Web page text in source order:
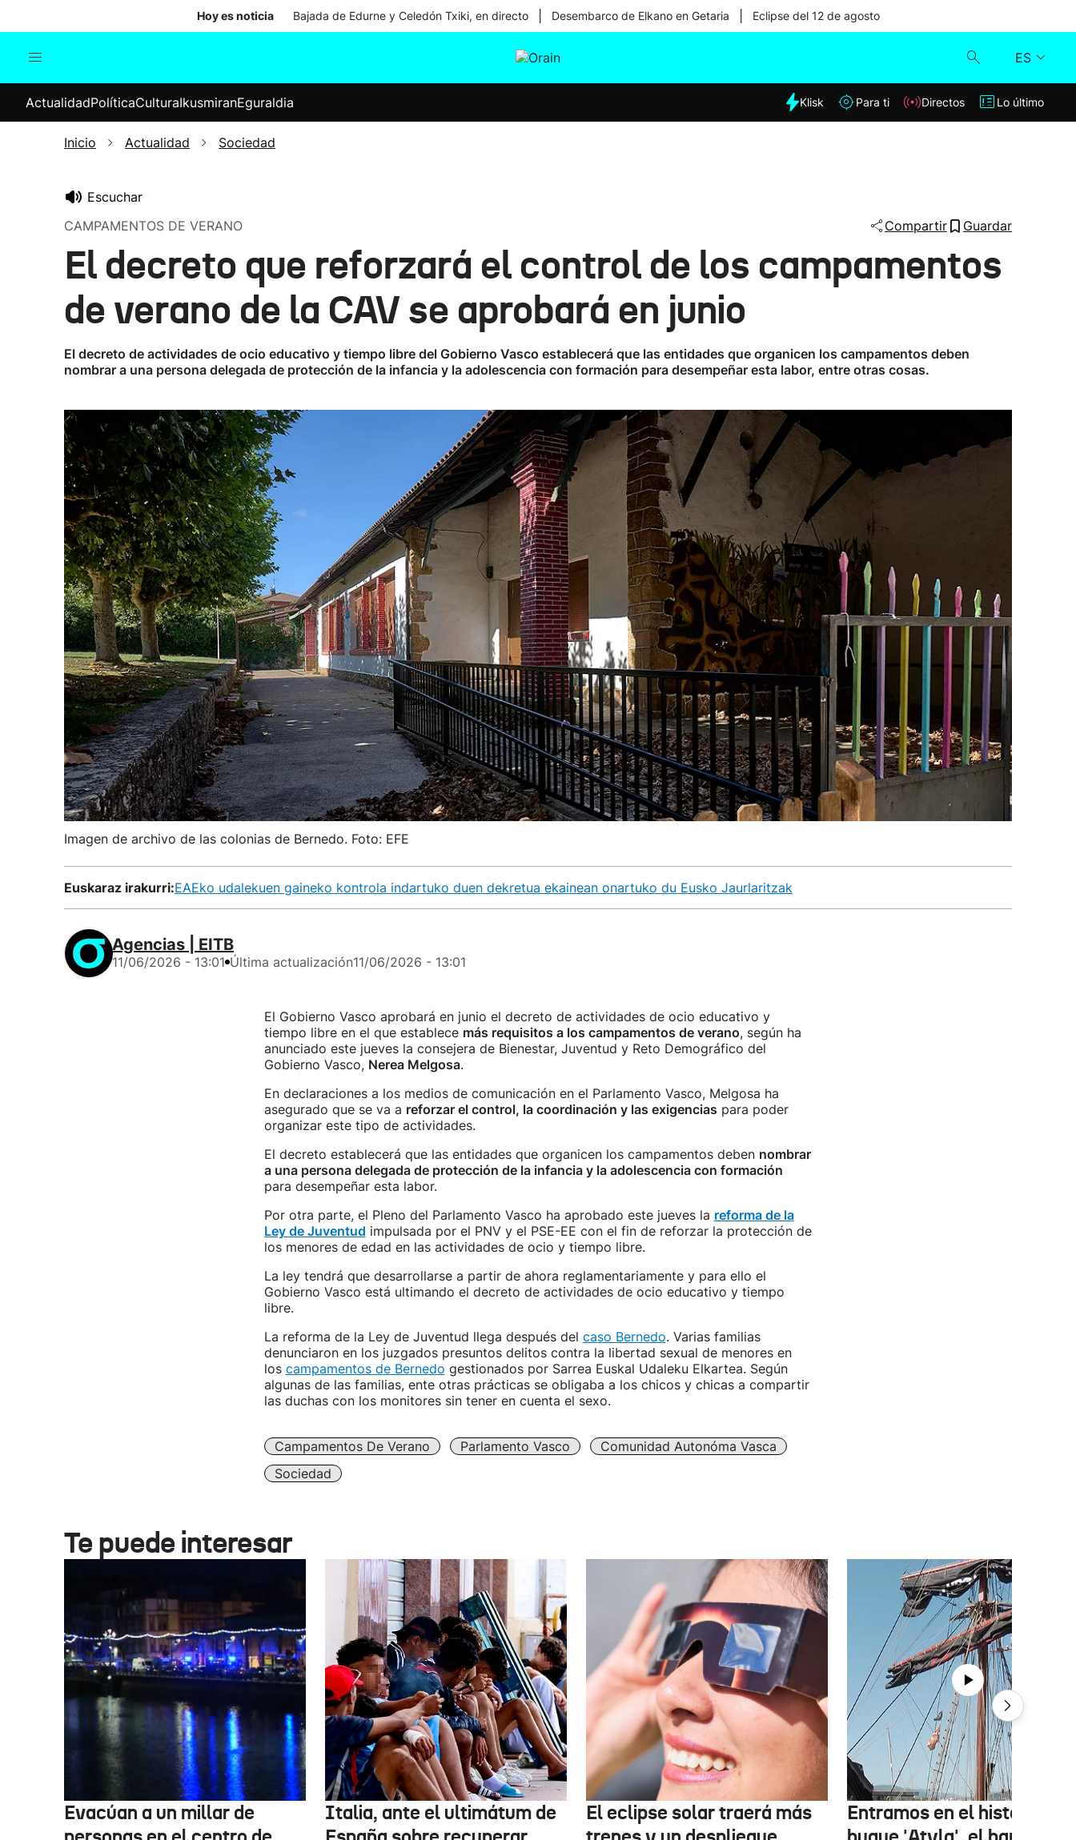
Hoy es noticia Bajada de Edurne y Celedón Txiki, en directo Desembarco de Elkano en Getaria Eclipse del 12 de agosto
ES
Internacional
Elecciones
Klisk
Lo último
ActualidadPolíticaCulturaIkusmiranEguraldia Klisk Para ti Directos Lo último
Inicio Actualidad Sociedad
Escuchar
CAMPAMENTOS DE VERANO
Compartir Guardar
El decreto que reforzará el control de los campamentos
de verano de la CAV se aprobará en junio
El decreto de actividades de ocio educativo y tiempo libre del Gobierno Vasco establecerá que las entidades que organicen los campamentos deben
nombrar a una persona delegada de protección de la infancia y la adolescencia con formación para desempeñar esta labor, entre otras cosas.
Imagen de archivo de las colonias de Bernedo. Foto: EFE
Euskaraz irakurri:EAEko udalekuen gaineko kontrola indartuko duen dekretua ekainean onartuko du Eusko Jaurlaritzak
Agencias | EITB
11/06/2026 - 13:01 Última actualización11/06/2026 - 13:01
El Gobierno Vasco aprobará en junio el decreto de actividades de ocio educativo y
tiempo libre en el que establece más requisitos a los campamentos de verano, según ha
anunciado este jueves la consejera de Bienestar, Juventud y Reto Demográfico del
Gobierno Vasco, Nerea Melgosa.
En declaraciones a los medios de comunicación en el Parlamento Vasco, Melgosa ha
asegurado que se va a reforzar el control, la coordinación y las exigencias para poder
organizar este tipo de actividades.
El decreto establecerá que las entidades que organicen los campamentos deben nombrar
a una persona delegada de protección de la infancia y la adolescencia con formación
para desempeñar esta labor.
Por otra parte, el Pleno del Parlamento Vasco ha aprobado este jueves la reforma de la
Ley de Juventud impulsada por el PNV y el PSE-EE con el fin de reforzar la protección de
los menores de edad en las actividades de ocio y tiempo libre.
La ley tendrá que desarrollarse a partir de ahora reglamentariamente y para ello el
Gobierno Vasco está ultimando el decreto de actividades de ocio educativo y tiempo
libre.
La reforma de la Ley de Juventud llega después del caso Bernedo. Varias familias
denunciaron en los juzgados presuntos delitos contra la libertad sexual de menores en
los campamentos de Bernedo gestionados por Sarrea Euskal Udaleku Elkartea. Según
algunas de las familias, ente otras prácticas se obligaba a los chicos y chicas a compartir
las duchas con los monitores sin tener en cuenta el sexo.
Campamentos De Verano Parlamento Vasco
Comunidad Autonóma Vasca
Sociedad
Te puede interesar
Evacúan a un millar de
Italia, ante el ultimátum de
El eclipse solar traerá más
Entramos en el histórico